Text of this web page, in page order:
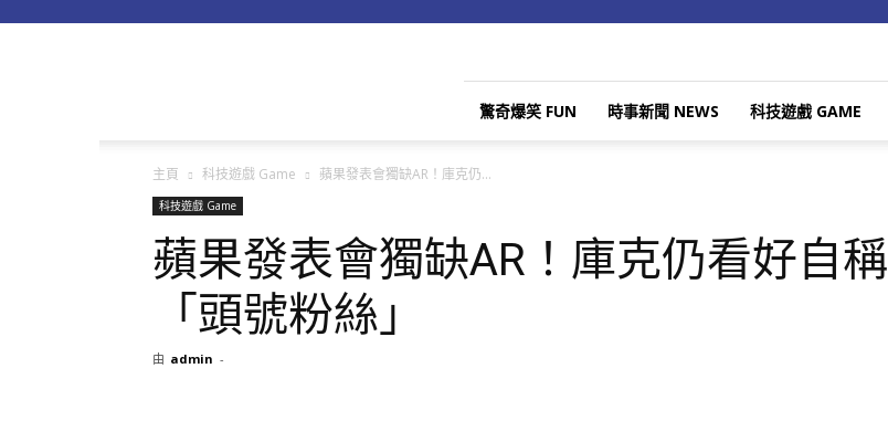
驚奇爆笑 FUN 時事新聞 NEWS 科技遊戲 GAME
主頁 科技遊戲 Game 蘋果發表會獨缺AR！庫克仍...
科技遊戲 Game
蘋果發表會獨缺AR！庫克仍看好自稱
「頭號粉絲」
由 admin -